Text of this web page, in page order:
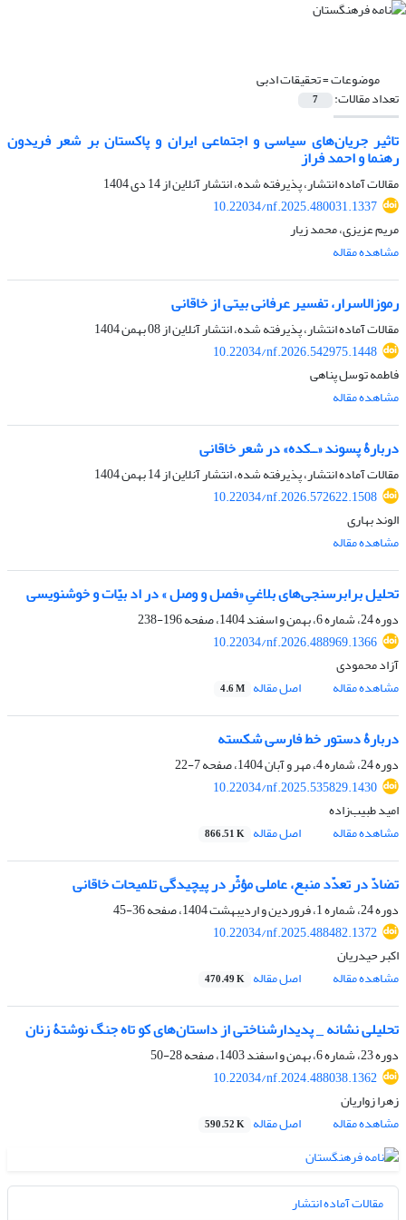
موضوعات =تحقیقات ادبی
تعداد مقالات: 7
تاثیر جریان‌های سیاسی و اجتماعی ایران و پاکستان بر شعر فریدون
رهنما و احمد فراز
مقالات آماده انتشار، پذیرفته شده، انتشار آنلاین از14 دی 1404
10.22034/nf.2025.480031.1337
مریم عزیزی، محمد زیار
مشاهده مقاله
‌‌رموزالاسرار، تفسیر عرفانی بیتی از خاقانی
مقالات آماده انتشار، پذیرفته شده، انتشار آنلاین از08 بهمن 1404
10.22034/nf.2026.542975.1448
فاطمه توسل پناهی
مشاهده مقاله
دربارۀ پسوند «ــ‌کده» در شعر خاقانی
مقالات آماده انتشار، پذیرفته شده، انتشار آنلاین از14 بهمن 1404
10.22034/nf.2026.572622.1508
الوند بهاری
مشاهده مقاله
تحلیل برابرسنجی‌های بلاغیِ «فصل و وصل » در اد بیّات و خوشنویسی
دوره 24، شماره 6، بهمن و اسفند 1404، صفحه
196-238
10.22034/nf.2026.488969.1366
آزاد محمودی
مشاهده مقاله
اصل مقاله 4.6 M
دربارۀ دستور خط فارسی شکسته
دوره 24، شماره 4، مهر و آبان 1404، صفحه
7-22
10.22034/nf.2025.535829.1430
امید طبیب‌زاده
مشاهده مقاله
اصل مقاله 866.51 K
تضادّ در تعدّد منبع، عاملی مؤثّر در پیچیدگی تلمیحات خاقانی
دوره 24، شماره 1، فروردین و اردیبهشت 1404، صفحه
36-45
10.22034/nf.2025.488482.1372
اکبر حیدریان
مشاهده مقاله
اصل مقاله 470.49 K
تحلیلی نشانه _ پدیدارشناختی از داستان‌های کو تاه جنگ نوشتۀ زنان
دوره 23، شماره 6، بهمن و اسفند 1403، صفحه
28-50
10.22034/nf.2024.488038.1362
زهرا زواریان
مشاهده مقاله
اصل مقاله 590.52 K
مقالات آماده انتشار